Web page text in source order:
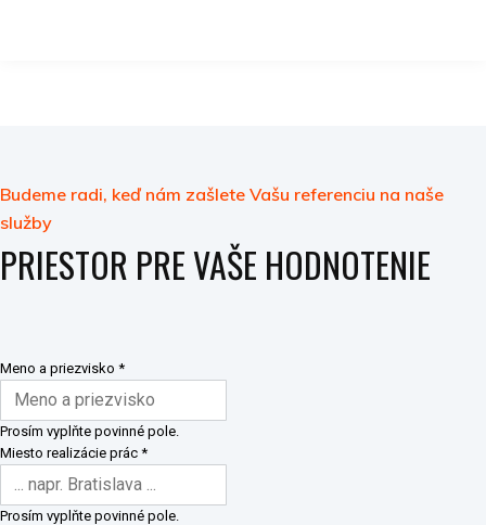
Budeme radi, keď nám zašlete Vašu referenciu na naše
služby
PRIESTOR PRE VAŠE HODNOTENIE
Meno a priezvisko *
Prosím vyplňte povinné pole.
Miesto realizácie prác *
Prosím vyplňte povinné pole.